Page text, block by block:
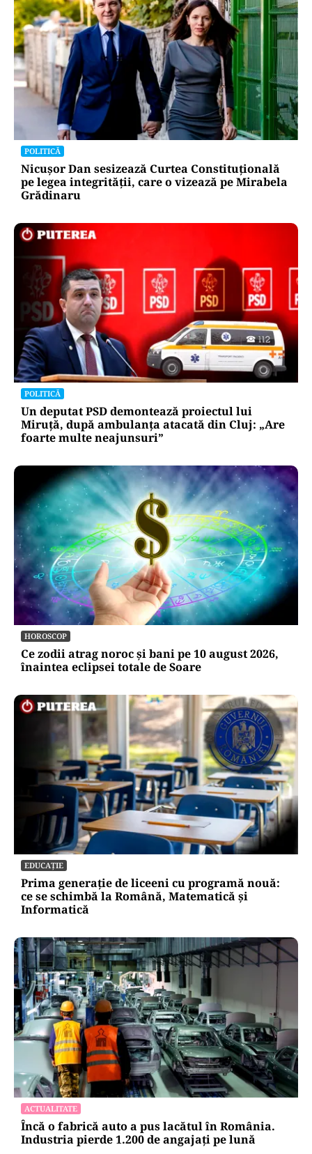
POLITICĂ
Nicușor Dan sesizează Curtea Constituțională
pe legea integrității, care o vizează pe Mirabela
Grădinaru
POLITICĂ
Un deputat PSD demontează proiectul lui
Miruță, după ambulanța atacată din Cluj: „Are
foarte multe neajunsuri”
HOROSCOP
Ce zodii atrag noroc și bani pe 10 august 2026,
înaintea eclipsei totale de Soare
EDUCAȚIE
Prima generație de liceeni cu programă nouă:
ce se schimbă la Română, Matematică și
Informatică
ACTUALITATE
Încă o fabrică auto a pus lacătul în România.
Industria pierde 1.200 de angajați pe lună